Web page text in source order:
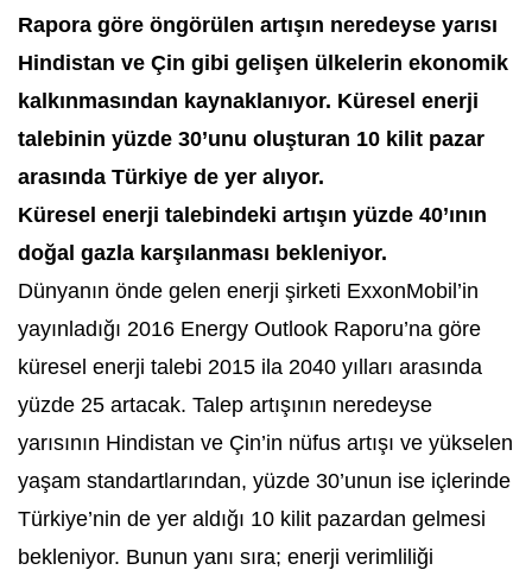
Rapora göre öngörülen artışın neredeyse yarısı
Hindistan ve Çin gibi gelişen ülkelerin ekonomik
kalkınmasından kaynaklanıyor. Küresel enerji
talebinin yüzde 30’unu oluşturan 10 kilit pazar
arasında Türkiye de yer alıyor.
Küresel enerji talebindeki artışın yüzde 40’ının
doğal gazla karşılanması bekleniyor.
Dünyanın önde gelen enerji şirketi ExxonMobil’in
yayınladığı 2016 Energy Outlook Raporu’na göre
küresel enerji talebi 2015 ila 2040 yılları arasında
yüzde 25 artacak. Talep artışının neredeyse
yarısının Hindistan ve Çin’in nüfus artışı ve yükselen
yaşam standartlarından, yüzde 30’unun ise içlerinde
Türkiye’nin de yer aldığı 10 kilit pazardan gelmesi
bekleniyor. Bunun yanı sıra; enerji verimliliği